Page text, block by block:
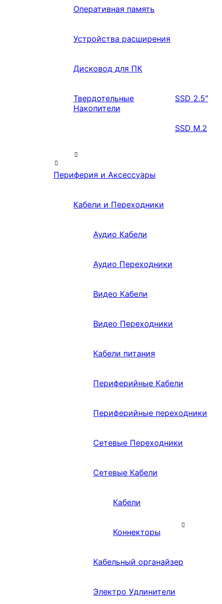
Оперативная память
Устройства расширения
Дисковод для ПК
Твердотельные
Накопители
SSD 2.5″
SSD M.2
Периферия и Аксессуары
Кабели и Переходники
Аудио Кабели
Аудио Переходники
Видео Кабели
Видео Переходники
Кабели питания
Периферийные Кабели
Периферийные переходники
Сетевые Переходники
Сетевые Кабели
Кабели
Коннекторы
Кабельный органайзер
Электро Удлинители